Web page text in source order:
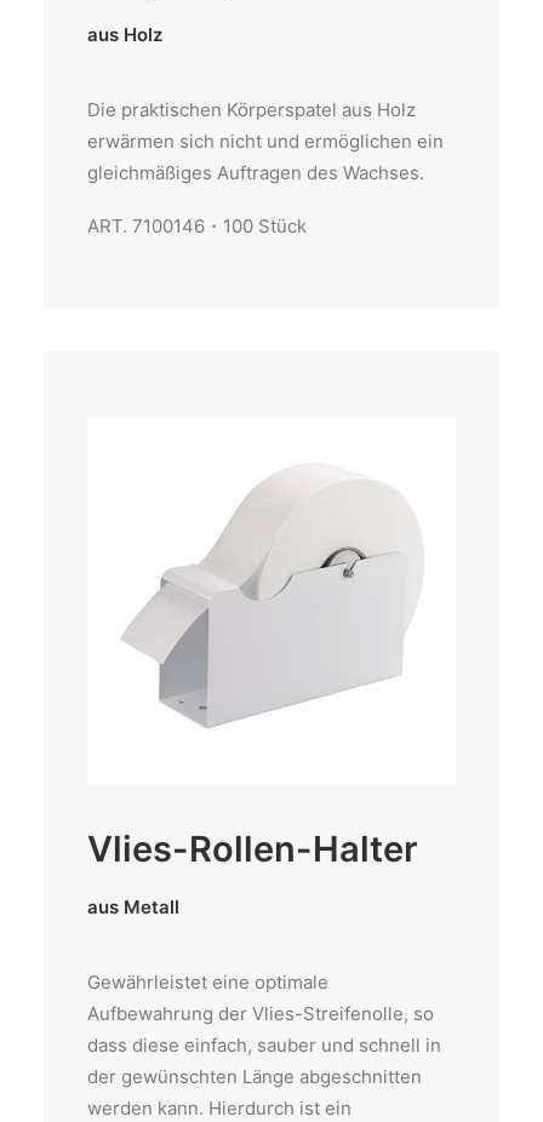
Vlies-Rollen-Halter
aus Metall
Gewährleistet eine optimale
Aufbewahrung der Vlies-Streifenolle, so
dass diese einfach, sauber und schnell in
der gewünschten Länge abgeschnitten
werden kann. Hierdurch ist ein
aus Holz
Die praktischen Körperspatel aus Holz
erwärmen sich nicht und ermöglichen ein
gleichmäßiges Auftragen des Wachses.
ART. 7100146・100 Stück